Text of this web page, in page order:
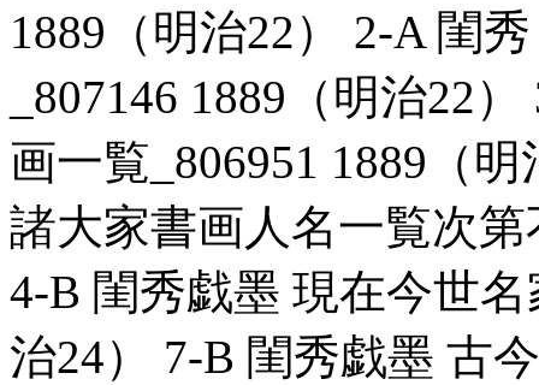
1889（明治22） 2-A 閨
_807146 1889（明治22
画一覧_806951 1889（
諸大家書画人名一覧次第
4-B 閨秀戯墨 現在今世
治24） 7-B 閨秀戯墨 古